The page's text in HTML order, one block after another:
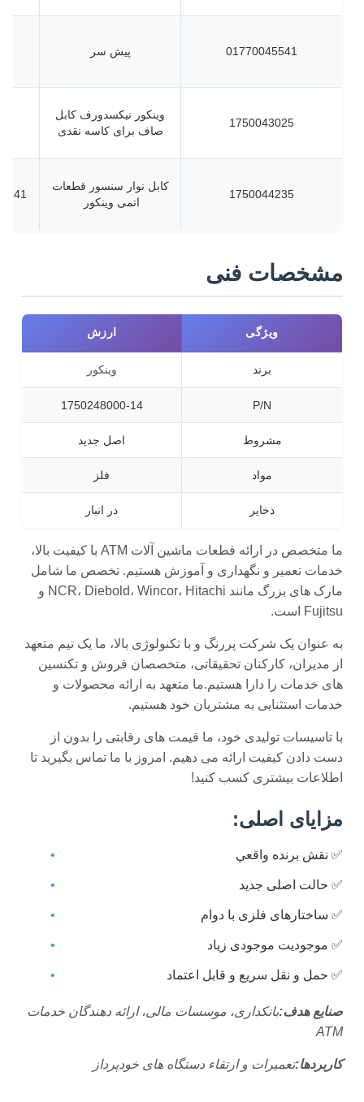
01770045541 پیش سر
1750043025
وینکور نیکسدورف کابل
صاف برای کاسه نقدی
1750044235
کابل نوار سنسور قطعات
اتمی وینکور
مشخصات فنی
ویژگی ارزش
برند وینکور
P/N
1750248000-14
مشروط اصل جدید
مواد فلز
ذخایر در انبار
ما متخصص در ارائه قطعات ماشین آلات ATM با کیفیت بالا،
خدمات تعمیر و نگهداری و آموزش هستیم. تخصص ما شامل
مارک های بزرگ مانند NCR، Diebold، Wincor، Hitachi و
Fujitsu است.
به عنوان یک شرکت پررنگ و با تکنولوژی بالا، ما یک تیم متعهد
از مدیران، کارکنان تحقیقاتی، متخصصان فروش و تکنسین
های خدمات را دارا هستیم.ما متعهد به ارائه محصولات و
خدمات استثنایی به مشتریان خود هستیم.
با تاسیسات تولیدی خود، ما قیمت های رقابتی را بدون از
دست دادن کیفیت ارائه می دهیم. امروز با ما تماس بگیرید تا
اطلاعات بیشتری کسب کنید!
مزایای اصلی:
✅ نقش برنده واقعي
✅ حالت اصلی جدید
✅ ساختارهای فلزی با دوام
✅ موجودیت موجودی زیاد
✅ حمل و نقل سریع و قابل اعتماد
صنایع هدف:بانکداری، موسسات مالی، ارائه دهندگان خدمات
ATM
کاربردها:تعمیرات و ارتقاء دستگاه های خودپرداز